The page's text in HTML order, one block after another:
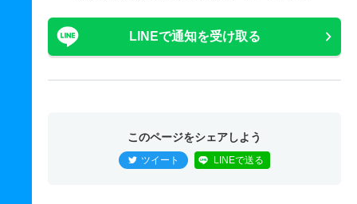
LINEで通知を受け取る
このページをシェアしよう
ツイート LINEで送る